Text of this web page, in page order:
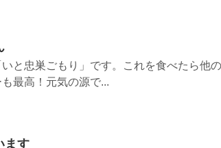
と忠巣ごもり」です。これを食べたら他の
最高！元気の源で...
ます